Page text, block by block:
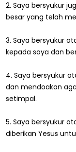
2. Saya bersyukur
besar yang telah
3. Saya bersyukur
kepada saya dan
4. Saya bersyukur
dan mendoakan
setimpal.
5. Saya bersyukur
diberikan Yesus